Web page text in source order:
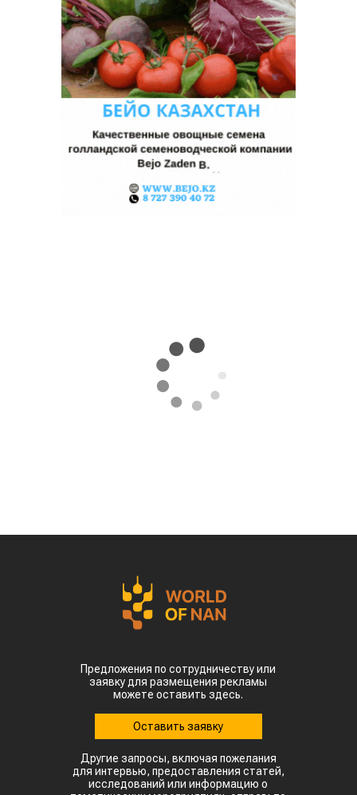
Предложения по сотрудничеству или
заявку для размещения рекламы
можете оставить здесь.
Оставить заявку
Другие запросы, включая пожелания
для интервью, предоставления статей,
исследований или информацию о